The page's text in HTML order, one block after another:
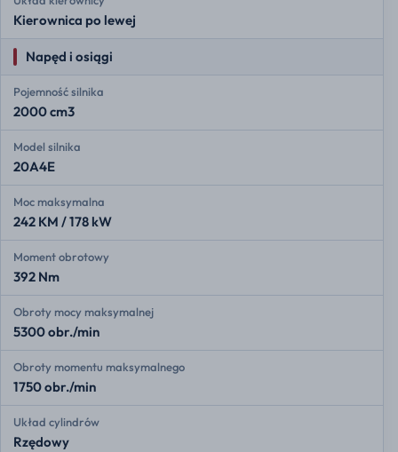
Kierownica po lewej
Napęd i osiągi
Pojemność silnika
2000 cm3
Model silnika
20A4E
Moc maksymalna
242 KM / 178 kW
Moment obrotowy
392 Nm
Obroty mocy maksymalnej
5300 obr./min
Obroty momentu maksymalnego
1750 obr./min
Układ cylindrów
Rzędowy